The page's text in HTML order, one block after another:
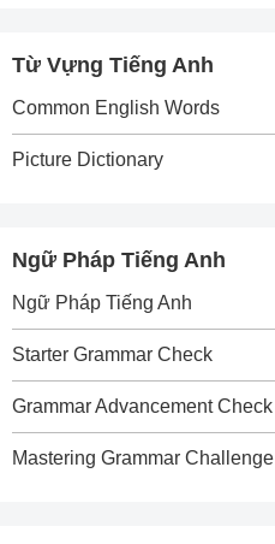
Từ Vựng Tiếng Anh
Common English Words
Picture Dictionary
Ngữ Pháp Tiếng Anh
Ngữ Pháp Tiếng Anh
Starter Grammar Check
Grammar Advancement Check
Mastering Grammar Challenge